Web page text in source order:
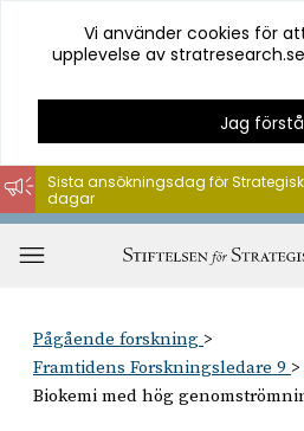
Hoppa
till
innehåll
Vi använder cookies för
upplevelse av
Jag
Sista ansökningsdag för
dagar
Pågående forskning
Framtidens Forskningsledare 9
Biokemi med hög